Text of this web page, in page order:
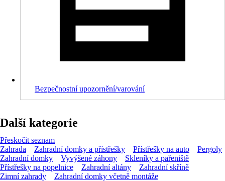
Bezpečnostní upozornění/varování
Další kategorie
Přeskočit seznam
Zahrada
Zahradní domky a přístřešky Přístřešky na auto
Pergoly
Zahradní domky
Vyvýšené záhony
Skleníky a pařeniště
Přístřešky na popelnice
Zahradní altány
Zahradní skříně
Zimní zahrady
Zahradní domky včetně montáže